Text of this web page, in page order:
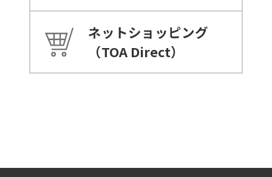
ネットショッピング
（TOA Direct）